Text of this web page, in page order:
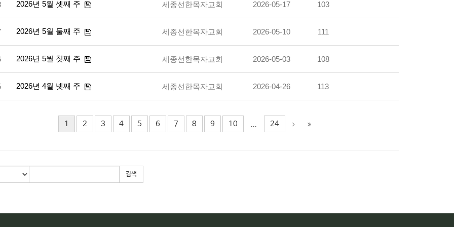
2026년 5월 셋째 주 세종선한목자교회 2026-05-17 103
2026년 5월 둘째 주 세종선한목자교회 2026-05-10 111
2026년 5월 첫째 주 세종선한목자교회 2026-05-03 108
2026년 4월 넷째 주 세종선한목자교회 2026-04-26 113
1 2 3 4 5 6 7 8 9 10 ... 24
검색